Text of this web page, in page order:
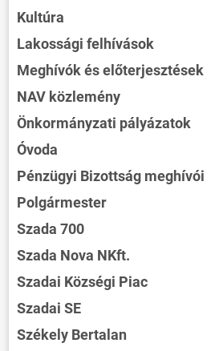
Kultúra
Lakossági felhívások
Meghívók és előterjesztések
NAV közlemény
Önkormányzati pályázatok
Óvoda
Pénzügyi Bizottság meghívói
Polgármester
Szada 700
Szada Nova NKft.
Szadai Községi Piac
Szadai SE
Székely Bertalan